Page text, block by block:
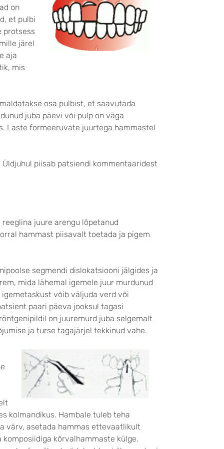
on
et pulbi
protsess
järel
aja
mis
osa pulbist, et saavutada
juba päevi või pulp on väga
Laste formeeruvate juurtega hammastel
piisab patsiendi kommentaaridest
juure arengu lõpetanud
hammast piisavalt toetada ja pigem
segmendi dislokatsiooni jälgides ja
mida lähemal igemele juur murdunud
võib väljuda verd või
paari päeva jooksul tagasi
on juuremurd juba selgemalt
ja turse tagajärjel tekkinud vahe.
kolmandikus. Hambale tuleb teha
värv, asetada hammas ettevaatlikult
kõrvalhammaste külge.